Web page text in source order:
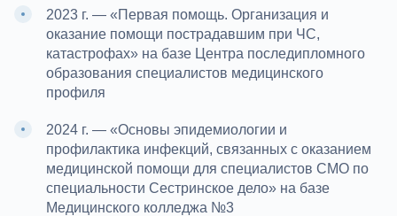
2023 г. — «Первая помощь. Организация и
оказание помощи пострадавшим при ЧС,
катастрофах» на базе Центра последипломного
образования специалистов медицинского
профиля
2024 г. — «Основы эпидемиологии и
профилактика инфекций, связанных с оказанием
медицинской помощи для специалистов СМО по
специальности Сестринское дело» на базе
Медицинского колледжа №3